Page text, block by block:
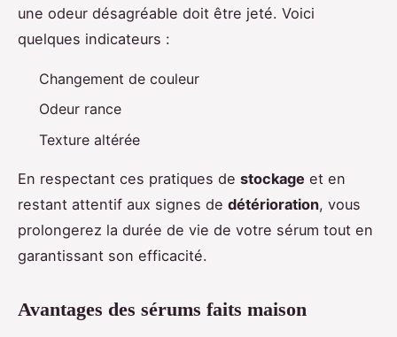
une odeur désagréable doit être jeté. Voici
quelques indicateurs :
Changement de couleur
Odeur rance
Texture altérée
En respectant ces pratiques de stockage et en
restant attentif aux signes de détérioration, vous
prolongerez la durée de vie de votre sérum tout en
garantissant son efficacité.
Avantages des sérums faits maison